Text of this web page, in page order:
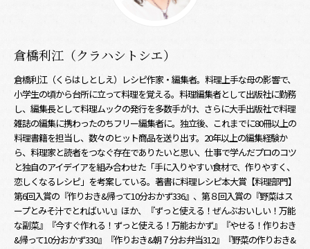
倉橋利江（クラハシトシエ）
倉橋利江（くらはしとしえ）レシピ作家・編集者。料理上手な母の影響で、
小学生の頃から台所に立って料理を覚える。料理編集者として出版社に勤務
し、編集長として料理ムックの発行を多数手がけ、さらに大手出版社で料理
雑誌の編集に携わったのちフリー編集者に。独立後、これまでに80冊以上の
料理書籍を担当し、数々のヒット商品を送り出す。20年以上の編集経験か
ら、料理家と読者をつなぐ存在でありたいと思い、仕事で学んだプロのコツ
と独自のアイデイアを組み合わせた「手に入りやすい食材で、作りやすく、
恋しくなるレシピ」を考案している。著書に料理レシピ本大賞【料理部門】
第6回入賞の『作りおき&帰って10分おかず336』、第８回入賞の『野菜はス
ープとみそ汁でとればいい』ほか、『ずっと使える！ぜんぶおいしい！万能
な副菜』『今すぐ作れる！ずっと使える！万能おかず』『やせる！作りおき
&帰って10分おかず330』『作りおき&朝７分お弁当312』『野菜の作りおき&